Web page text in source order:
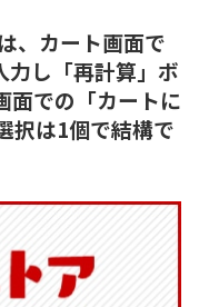
、カート画面で
力し「再計算」ボ
面での「カートに
択は1個で結構で